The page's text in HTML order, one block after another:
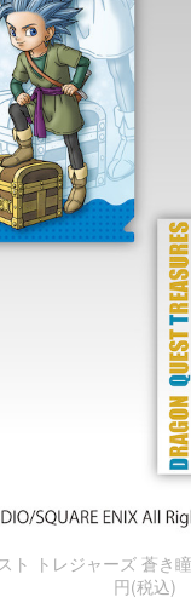
ト トレジャーズ 蒼
円(税込)